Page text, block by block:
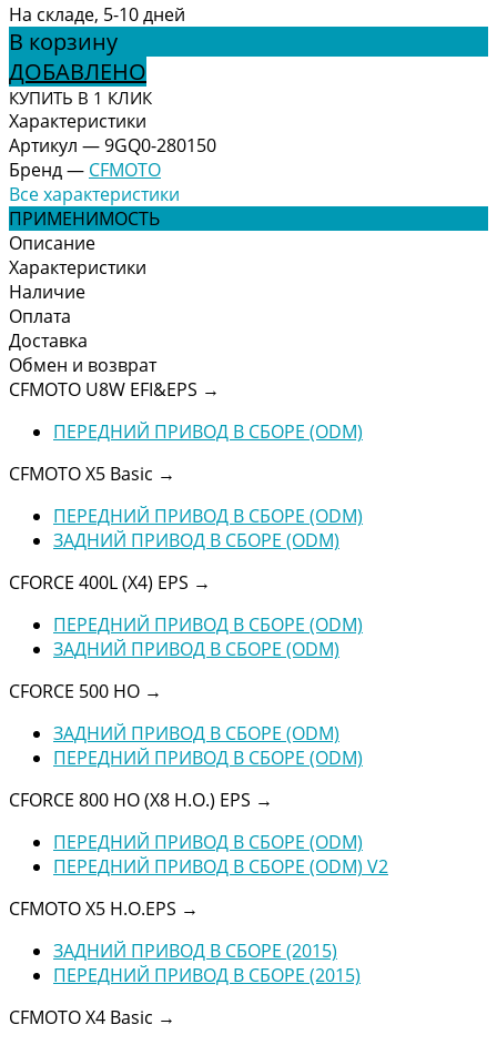
На складе, 5-10 дней
В корзину
ДОБАВЛЕНО
КУПИТЬ В 1 КЛИК
Характеристики
Артикул —9GQ0-280150
Бренд— CFMOTO
Все характеристики
ПРИМЕНИМОСТЬ
Описание
Характеристики
Наличие
Оплата
Доставка
Обмен и возврат
CFMOTO U8W EFI&EPS →
ПЕРЕДНИЙ ПРИВОД В СБОРЕ (ODM)
CFMOTO X5 Basic →
ПЕРЕДНИЙ ПРИВОД В СБОРЕ (ODM)
ЗАДНИЙ ПРИВОД В СБОРЕ (ODM)
CFORCE 400L (X4) EPS →
ПЕРЕДНИЙ ПРИВОД В СБОРЕ (ODM)
ЗАДНИЙ ПРИВОД В СБОРЕ (ODM)
CFORCE 500 HO →
ЗАДНИЙ ПРИВОД В СБОРЕ (ODM)
ПЕРЕДНИЙ ПРИВОД В СБОРЕ (ODM)
CFORCE 800 HO (X8 H.O.) EPS →
ПЕРЕДНИЙ ПРИВОД В СБОРЕ (ODM)
ПЕРЕДНИЙ ПРИВОД В СБОРЕ (ODM) V2
CFMOTO X5 H.O.EPS →
ЗАДНИЙ ПРИВОД В СБОРЕ (2015)
ПЕРЕДНИЙ ПРИВОД В СБОРЕ (2015)
CFMOTO X4 Basic →